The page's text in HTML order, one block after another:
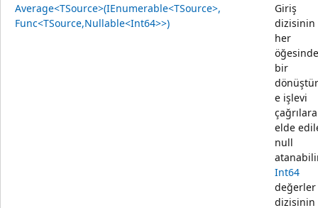
Average<TSource>(IEnumerable<TSource>,
Func<TSource,Nullable<Int64>>)
Giriş
dizisinin
her
öğesinde
bir
e işlevi
elde
null
Int64
değerler
dizisinin